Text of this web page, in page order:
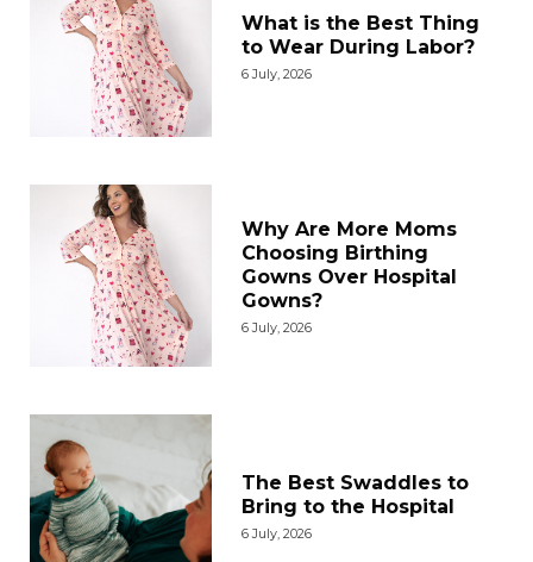
What is the Best Thing
to Wear During Labor?
6 July, 2026
Why Are More Moms
Choosing Birthing
Gowns Over Hospital
Gowns?
6 July, 2026
The Best Swaddles to
Bring to the Hospital
6 July, 2026